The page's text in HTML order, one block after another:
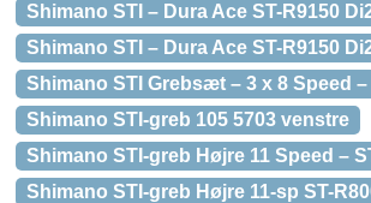
Shimano STI – Dura Ace ST-R9150
Shimano STI – Dura Ace ST-R9150
Shimano STI Grebsæt – 3 x 8 Speed
Shimano STI-greb 105 5703 venstre
Shimano STI-greb Højre 11 Speed –
Shimano STI-greb Højre 11-sp ST-